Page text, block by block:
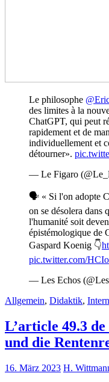
Le philosophe
des limites à la
ChatGPT, qui peut
rapidement et de
individuellement et
détourner».
— Le Figaro
🗣️ « Si l'on adopte
on se désolera dans
l'humanité soit
épistémologique de
Gaspard Koenig 👇
pic.twitter.com/
— Les Echos
Allgemein, Didaktik,
L’article 49.3
und die
16. März 2023 H.